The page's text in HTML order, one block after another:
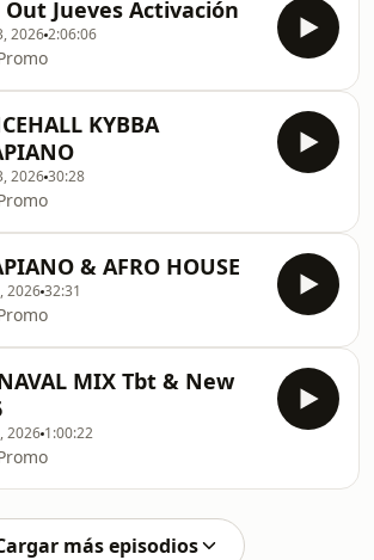
Out Jueves Activación
20262:06:06
KYBBA
202630:28
& AFRO HOUSE
202632:31
MIX Tbt & New
2026 1:00:22
más episodios